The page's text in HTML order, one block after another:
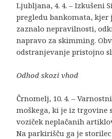
Ljubljana, 4. 4. – Izkušeni
pregledu bankomata, kjer
zaznalo nepravilnosti,
napravo za skimming.
odstranjevanje pristojno
Odhod skozi vhod
Črnomelj, 10. 4. –
moškega, ki je iz trgovine
voziček neplačanih
Na parkirišču ga je